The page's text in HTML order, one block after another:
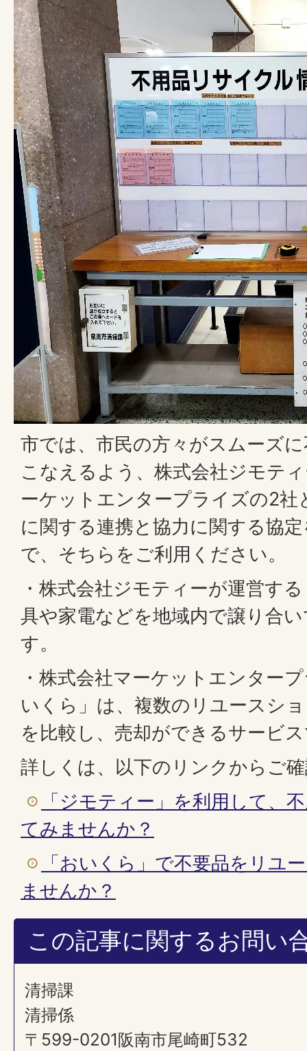
市では、市民の方々がスムーズ
こなえるよう、株式会社ジモテ
ーケットエンタープライズの2
に関する連携と協力に関する協
で、そちらをご利用ください。
・株式会社ジモティーが運営す
具や家電などを地域内で譲り合
す。
・株式会社マーケットエンター
いくら」は、複数のリユースシ
を比較し、売却ができるサービ
詳しくは、以下のリンクからご
「ジモティー」を利用して、
てみませんか？
「おいくら」で不要品をリユ
ませんか？
この記事に関するお問い
清掃課
清掃係
〒599-0201阪南市尾崎町532